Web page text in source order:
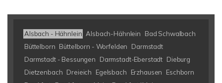
Alsbach - Hähnlein Alsbach-Hähnlein
Bad Schwalbach
Büttelborn Büttelborn - Worfelden
Darmstadt
Darmstadt - Bessungen
Darmstadt-Eberstadt Dieburg
Dietzenbach Dreieich Egelsbach Erzhausen
Eschborn